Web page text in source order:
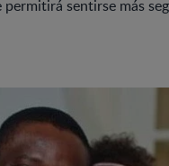
sentirse más